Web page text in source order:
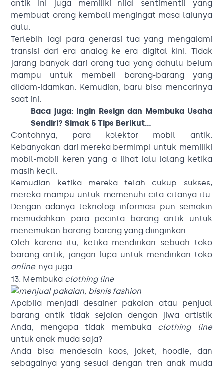
antik ini juga memiliki nilai sentimentil yang
membuat orang kembali mengingat masa lalunya
dulu.
Terlebih lagi para generasi tua yang mengalami
transisi dari era analog ke era digital kini. Tidak
jarang banyak dari orang tua yang dahulu belum
mampu untuk membeli barang-barang yang
diidam-idamkan. Kemudian, baru bisa mencarinya
saat ini.
Baca juga: Ingin Resign dan Membuka Usaha
Sendiri? Simak 5 Tips Berikut…
Contohnya, para kolektor mobil antik.
Kebanyakan dari mereka bermimpi untuk memiliki
mobil-mobil keren yang ia lihat lalu lalang ketika
masih kecil.
Kemudian ketika mereka telah cukup sukses,
mereka mampu untuk memenuhi cita-citanya itu.
Dengan adanya teknologi informasi pun semakin
memudahkan para pecinta barang antik untuk
menemukan barang-barang yang diinginkan.
Oleh karena itu, ketika mendirikan sebuah toko
barang antik, jangan lupa untuk mendirikan toko
online-nya juga.
13. Membuka clothing line
Apabila menjadi desainer pakaian atau penjual
barang antik tidak sejalan dengan jiwa artistik
Anda, mengapa tidak membuka clothing line
untuk anak muda saja?
Anda bisa mendesain kaos, jaket, hoodie, dan
sebagainya yang sesuai dengan tren anak muda